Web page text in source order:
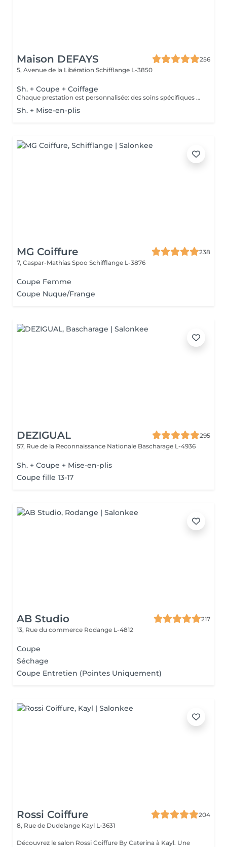
Maison DEFAYS
256
5, Avenue de la Libération Schifflange L-3850
Sh. + Coupe + Coiffage
Chaque prestation est personnalisée: des soins spécifiques peuvent être proposés selon les besoins de votre cuir chevelu et de vos cheveux et seront facturés en supplément.
Sh. + Mise-en-plis
MG Coiffure
238
7, Caspar-Mathias Spoo Schifflange L-3876
Coupe Femme
Coupe Nuque/Frange
DEZIGUAL
295
57, Rue de la Reconnaissance Nationale Bascharage L-4936
Sh. + Coupe + Mise-en-plis
Coupe fille 13-17
AB Studio
217
13, Rue du commerce Rodange L-4812
Coupe
Séchage
Coupe Entretien (Pointes Uniquement)
Rossi Coiffure
204
8, Rue de Dudelange Kayl L-3631
Découvrez le salon Rossi Coiffure By Caterina à Kayl. Une